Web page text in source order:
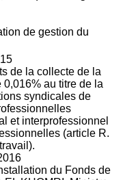
de gestion du
de la collecte de la
au titre de la
syndicales de
et interprofessionnel
(article R.
du Fonds de